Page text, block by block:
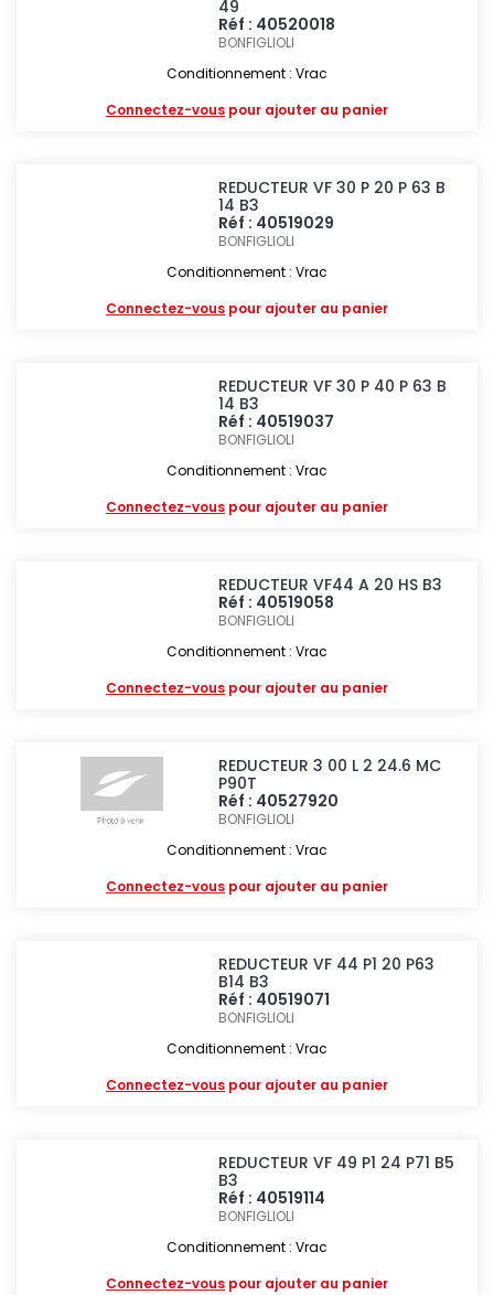
49
Réf : 40520018
BONFIGLIOLI
Conditionnement : Vrac
Connectez-vous pour ajouter au panier
REDUCTEUR VF 30 P 20 P 63 B
14 B3
Réf : 40519029
BONFIGLIOLI
Conditionnement : Vrac
Connectez-vous pour ajouter au panier
REDUCTEUR VF 30 P 40 P 63 B
14 B3
Réf : 40519037
BONFIGLIOLI
Conditionnement : Vrac
Connectez-vous pour ajouter au panier
REDUCTEUR VF44 A 20 HS B3
Réf : 40519058
BONFIGLIOLI
Conditionnement : Vrac
Connectez-vous pour ajouter au panier
REDUCTEUR 3 00 L 2 24.6 MC
P90T
Réf : 40527920
BONFIGLIOLI
Conditionnement : Vrac
Connectez-vous pour ajouter au panier
REDUCTEUR VF 44 P1 20 P63
B14 B3
Réf : 40519071
BONFIGLIOLI
Conditionnement : Vrac
Connectez-vous pour ajouter au panier
REDUCTEUR VF 49 P1 24 P71 B5
B3
Réf : 40519114
BONFIGLIOLI
Conditionnement : Vrac
Connectez-vous pour ajouter au panier